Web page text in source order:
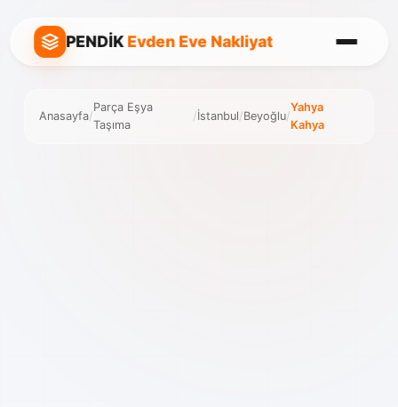
PENDİKEvden Eve Nakliyat
Anasayfa/
Parça Eşya
Taşıma
/İstanbul/Beyoğlu/
Yahya
Kahya